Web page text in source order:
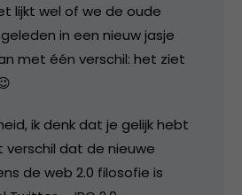
lijkt wel of we de oude
in een nieuw jasje
met één verschil: het ziet
ik denk dat je gelijk hebt
dat de nieuwe
de web 2.0 filosofie is